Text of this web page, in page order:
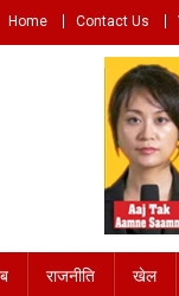
Home Contact Us
राजनीति खेल